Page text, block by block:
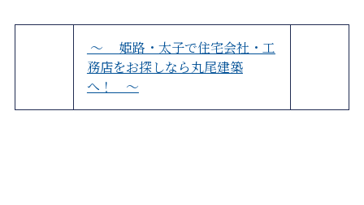
～ 姫路・太子で住宅会社・工
務店をお探しなら丸尾建築
へ！ ～